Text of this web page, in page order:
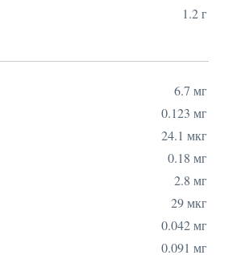
1.2 г
6.7 мг
0.123 мг
24.1 мкг
0.18 мг
2.8 мг
29 мкг
0.042 мг
0.091 мг